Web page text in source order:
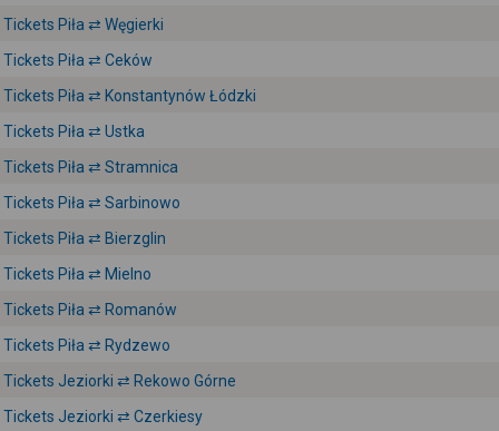
Tickets Piła ⇄ Węgierki
Tickets Piła ⇄ Ceków
Tickets Piła ⇄ Konstantynów Łódzki
Tickets Piła ⇄ Ustka
Tickets Piła ⇄ Stramnica
Tickets Piła ⇄ Sarbinowo
Tickets Piła ⇄ Bierzglin
Tickets Piła ⇄ Mielno
Tickets Piła ⇄ Romanów
Tickets Piła ⇄ Rydzewo
Tickets Jeziorki ⇄ Rekowo Górne
Tickets Jeziorki ⇄ Czerkiesy